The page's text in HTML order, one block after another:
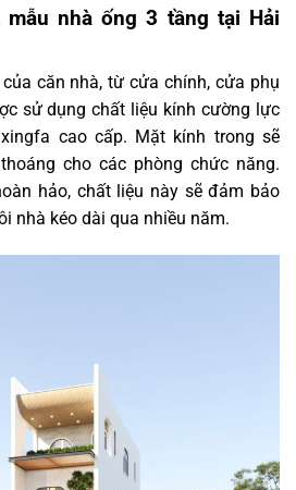
nhà ống 3 tầng tại Hải
căn nhà, từ cửa chính, cửa phụ
sử dụng chất liệu kính cường lực
cao cấp. Mặt kính trong sẽ
cho các phòng chức năng.
hảo, chất liệu này sẽ đảm bảo
nhà kéo dài qua nhiều năm.